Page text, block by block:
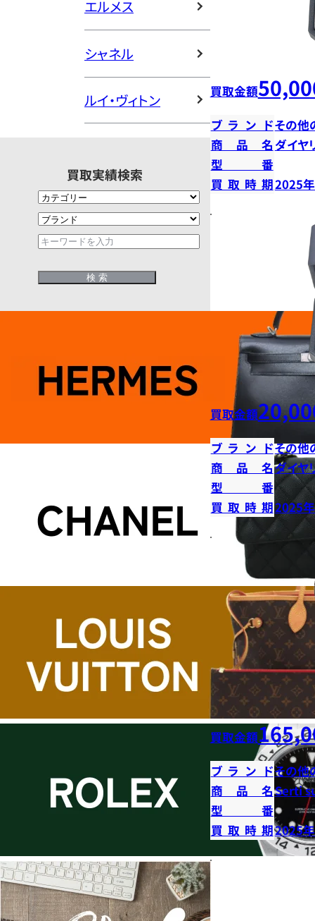
エルメス
シャネル
ルイ・ヴィトン
買取実績検索
買取金額
ブランドその他
商品名ダイヤ
型番
買取時期2025
買取金額
ブランドその他
商品名ダイヤ
型番
買取時期2025
買取金額
ブランドその他
商品名Serti
型番
買取時期2025